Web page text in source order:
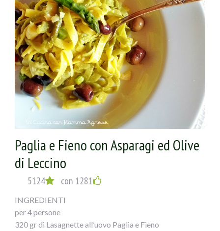
Paglia e Fieno con Asparagi ed Olive
di Leccino
5124 con 1281
INGREDIENTI
per 4 persone
320 gr di Lasagnette all’uovo Paglia e Fieno